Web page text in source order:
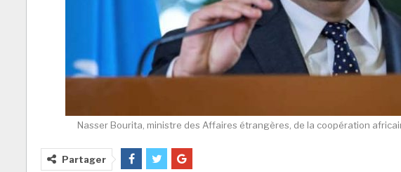
Nasser Bourita, ministre des Affaires étrangères, de la coopération
Partager